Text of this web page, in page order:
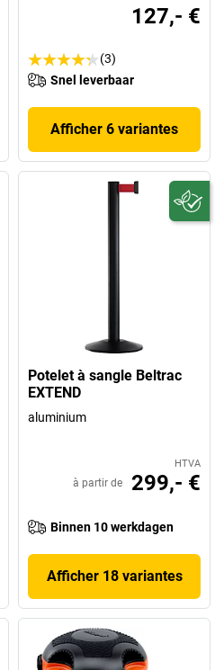
127,- €
(3)
Snel leverbaar
Afficher 6 variantes
Potelet à sangle Beltrac
EXTEND
aluminium
HTVA
à partir de 299,- €
Binnen 10 werkdagen
Afficher 18 variantes